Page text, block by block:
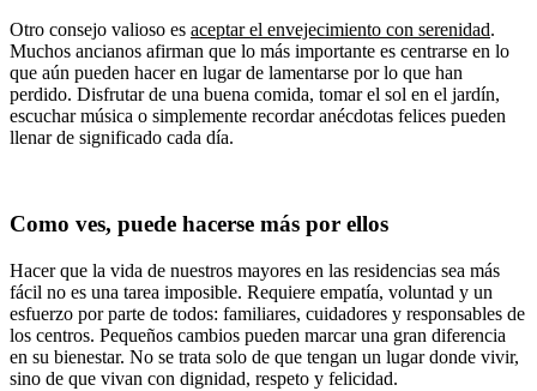
Otro consejo valioso es aceptar el envejecimiento con serenidad.
Muchos ancianos afirman que lo más importante es centrarse en lo
que aún pueden hacer en lugar de lamentarse por lo que han
perdido. Disfrutar de una buena comida, tomar el sol en el jardín,
escuchar música o simplemente recordar anécdotas felices pueden
llenar de significado cada día.
Como ves, puede hacerse más por ellos
Hacer que la vida de nuestros mayores en las residencias sea más
fácil no es una tarea imposible. Requiere empatía, voluntad y un
esfuerzo por parte de todos: familiares, cuidadores y responsables de
los centros. Pequeños cambios pueden marcar una gran diferencia
en su bienestar. No se trata solo de que tengan un lugar donde vivir,
sino de que vivan con dignidad, respeto y felicidad.